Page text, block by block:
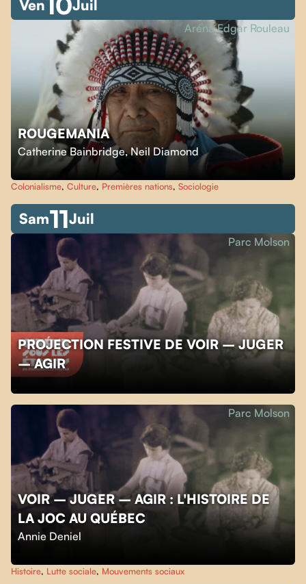
Ven Juil
ROUGEMANIA
Catherine Bainbridge,Neil Diamond
Aréna Edgar Rouleau
Colonialisme, Culture, Premières nations, Sociologie
Sam11Juil
PROJECTION FESTIVE DE VOIR – JUGER
– AGIR
Parc Molson
VOIR – JUGER – AGIR : L'HISTOIRE DE
LA JOC AU QUÉBEC
Annie Deniel
Parc Molson
Histoire, Lutte sociale, Mouvements sociaux